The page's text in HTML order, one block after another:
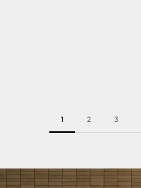
1 2 3